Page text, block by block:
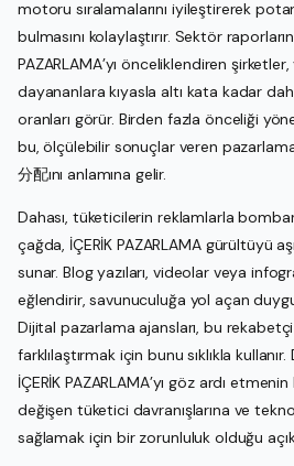
motoru sıralamalarını iyileştirerek
bulmasını kolaylaştırır. Sektör
PAZARLAMA’yı önceliklendiren
dayananlara kıyasla altı kata kadar
oranları görür. Birden fazla önceliği
bu, ölçülebilir sonuçlar veren
分配ını anlamına gelir.
Dahası, tüketicilerin reklamlarla
çağda, İÇERİK PAZARLAMA gürültüyü
sunar. Blog yazıları, videolar veya
eğlendirir, savunuculuğa yol açan
Dijital pazarlama ajansları, bu
farklılaştırmak için bunu sıklıkla
İÇERİK PAZARLAMA’yı göz ardı
değişen tüketici davranışlarına ve
sağlamak için bir zorunluluk olduğu